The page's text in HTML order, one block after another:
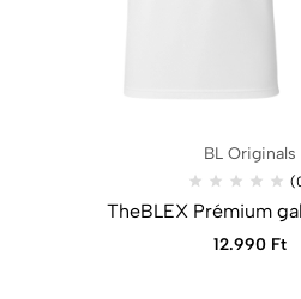
BL Originals
TheBLEX Prémium
12.990 Ft